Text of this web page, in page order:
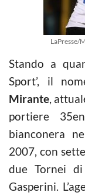
LaPresse/
Stando a
Sport’, il
Mirante,
portiere
bianconera
2007, con
due Tornei
Gasperini.